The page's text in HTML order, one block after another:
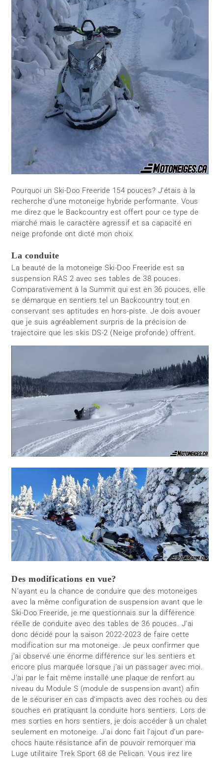
Pourquoi un Ski-Doo Freeride 154 pouces? J’étais à la
recherche d’une motoneige hybride performante. Vous
me direz que le Backcountry est offert pour ce type de
marché mais le caractère agressif et sa capacité en
neige profonde ont dicté mon choix.
La conduite
La beauté de la motoneige Ski-Doo Freeride est sa
suspension RAS 2 avec ses tables de 38 pouces.
Comparativement à la Summit qui est en 36 pouces, elle
se démarque en sentiers tel un Backcountry tout en
conservant ses aptitudes en hors-piste. Je dois avouer
que je suis agréablement surpris de la précision de
trajectoire que les skis DS-2 (Neige profonde) offrent.
Des modifications en vue?
N’ayant eu la chance de conduire que des motoneiges
avec la même configuration de suspension avant que le
Ski-Doo Freeride, je me questionnais sur la différence
réelle de conduite avec des tables de 36 pouces. J’ai
donc décidé pour la saison 2022-2023 de faire cette
modification sur ma motoneige. Je peux confirmer que
j’ai observé une énorme différence sur les sentiers et
encore plus marquée lorsque j’ai un passager avec moi.
J’ai par le fait même installé une plaque de renfort au
niveau du Module S (module de suspension avant) afin
de le sécuriser en cas d’impacts avec des roches ou des
souches en pratiquant la conduite hors sentiers. Lors de
mes sorties en hors sentiers, je dois accéder à un chalet
seulement en motoneige. J’ai donc fait l’ajout d’un pare-
chocs haute résistance afin de pouvoir remorquer ma
Luge utilitaire Trek Sport 68 de Pelican. Vous irez lire